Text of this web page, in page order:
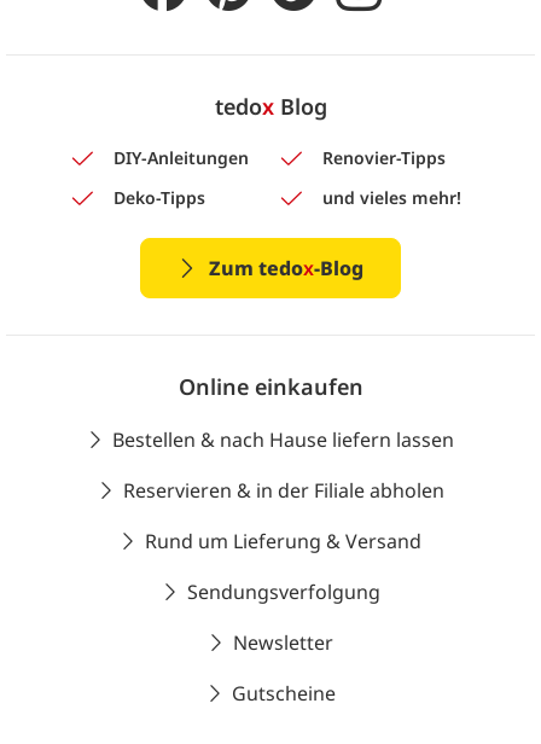
tedoxBlog
DIY-Anleitungen
Renovier-Tipps
Deko-Tipps
und vieles mehr!
Zum tedox-Blog
Online einkaufen
Bestellen & nach Hause liefern lassen
Reservieren & in der Filiale abholen
Rund um Lieferung & Versand
Sendungsverfolgung
Newsletter
Gutscheine